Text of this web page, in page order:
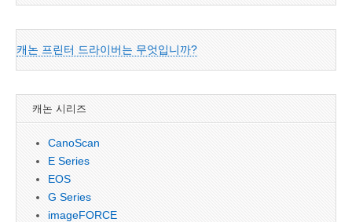
캐논 프린터 드라이버는 무엇입니까?
캐논 시리즈
CanoScan
E Series
EOS
G Series
imageFORCE